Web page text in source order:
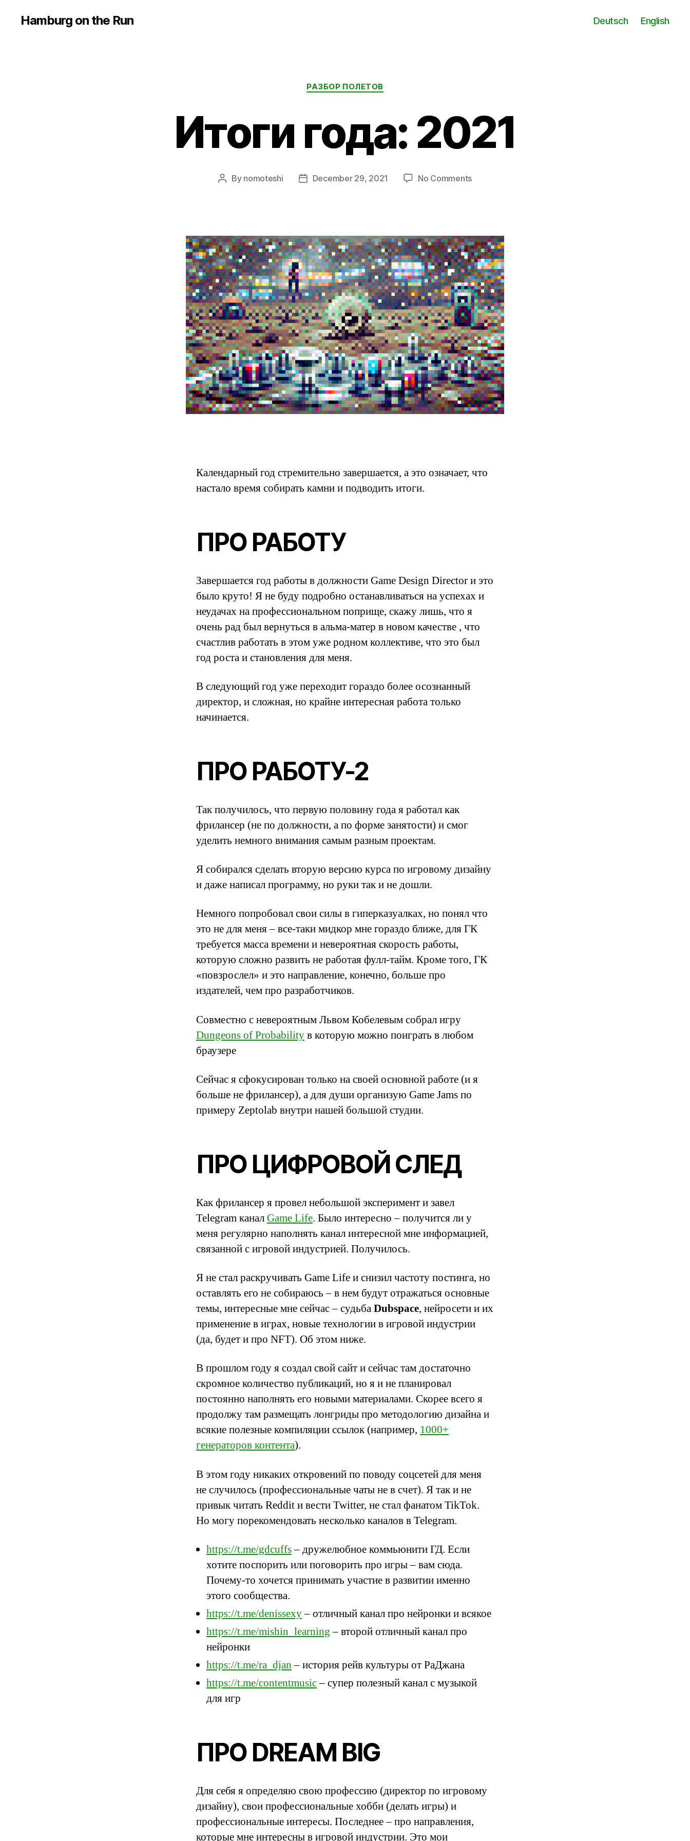
Hamburg on the Run Deutsch English
Categories
РАЗБОР ПОЛЕТОВ
Итоги года: 2021
Post
By nomoteshi
PostDecember 29, 2021 No Commentson
Календарный год стремительно завершается, а это означает, что
настало время собирать камни и подводить итоги.
ПРО РАБОТУ
Завершается год работы в должности Game Design Director и это
было круто! Я не буду подробно останавливаться на успехах и
неудачах на профессиональном поприще, скажу лишь, что я
очень рад был вернуться в альма-матер в новом качестве , что
счастлив работать в этом уже родном коллективе, что это был
год роста и становления для меня.
В следующий год уже переходит гораздо более осознанный
директор, и сложная, но крайне интересная работа только
начинается.
ПРО РАБОТУ-2
Так получилось, что первую половину года я работал как
фрилансер (не по должности, а по форме занятости) и смог
уделить немного внимания самым разным проектам.
Я собирался сделать вторую версию курса по игровому дизайну
и даже написал программу, но руки так и не дошли.
Немного попробовал свои силы в гиперказуалках, но понял что
это не для меня – все-таки мидкор мне гораздо ближе, для ГК
требуется масса времени и невероятная скорость работы,
которую сложно развить не работая фулл-тайм. Кроме того, ГК
«повзрослел» и это направление, конечно, больше про
издателей, чем про разработчиков.
Совместно с невероятным Львом Кобелевым собрал игру
Dungeons of Probabilityв которую можно поиграть в любом
браузере
Сейчас я сфокусирован только на своей основной работе (и я
больше не фрилансер), а для души организую Game Jams по
примеру Zeptolab внутри нашей большой студии.
ПРО ЦИФРОВОЙ СЛЕД
Как фрилансер я провел небольшой эксперимент и завел
Telegram каналGame Life. Было интересно – получится ли у
меня регулярно наполнять канал интересной мне информацией,
связанной с игровой индустрией. Получилось.
Я не стал раскручивать Game Life и снизил частоту постинга, но
оставлять его не собираюсь – в нем будут отражаться основные
темы, интересные мне сейчас – судьбаDubspace, нейросети и их
применение в играх, новые технологии в игровой индустрии
(да, будет и про NFT). Об этом ниже.
В прошлом году я создал свой сайт и сейчас там достаточно
скромное количество публикаций, но я и не планировал
постоянно наполнять его новыми материалами. Скорее всего я
продолжу там размещать лонгриды про методологию дизайна и
всякие полезные компиляции ссылок (например, 1000+
генераторов контента).
В этом году никаких откровений по поводу соцсетей для меня
не случилось (профессиональные чаты не в счет). Я так и не
привык читать Reddit и вести Twitter, не стал фанатом TikTok.
Но могу порекомендовать несколько каналов в Telegram.
https://t.me/gdcuffs– дружелюбное коммьюнити ГД. Если
хотите поспорить или поговорить про игры – вам сюда.
Почему-то хочется принимать участие в развитии именно
этого сообщества.
https://t.me/denissexy– отличный канал про нейронки и всякое
https://t.me/mishin_learning– второй отличный канал про
нейронки
https://t.me/ra_djan– история рейв культуры от РаДжана
https://t.me/contentmusic– супер полезный канал с музыкой
для игр
ПРО DREAM BIG
Для себя я определяю свою профессию (директор по игровому
дизайну), свои профессиональные хобби (делать игры) и
профессиональные интересы. Последнее – про направления,
которые мне интересны в игровой индустрии. Это мои